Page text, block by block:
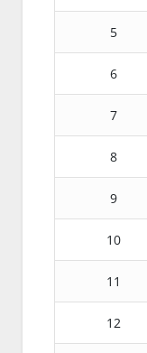
5
6
7
8
9
10
11
12